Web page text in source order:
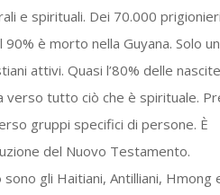
e spirituali. Dei 70.000
è morto nella Guyana. Solo
attivi. Quasi l’80% delle
verso tutto ciò che è spirituale.
gruppi specifici di persone. È
del Nuovo Testamento.
sono gli Haitiani, Antilliani, Hmong